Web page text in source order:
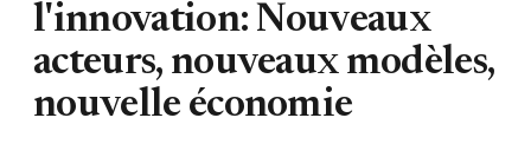
l'innovation: Nouveaux
acteurs, nouveaux modèles,
nouvelle économie